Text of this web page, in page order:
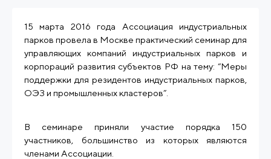
15 марта 2016 года Ассоциация индустриальных
парков провела в Москве практический семинар для
управляющих компаний индустриальных парков и
корпораций развития субъектов РФ на тему: “Меры
поддержки для резидентов индустриальных парков,
ОЭЗ и промышленных кластеров”.
В семинаре приняли участие порядка 150
участников, большинство из которых являются
членами Ассоциации.